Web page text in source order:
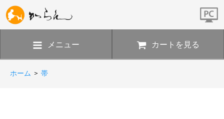
メニュー カートを見る
ホーム > 帯